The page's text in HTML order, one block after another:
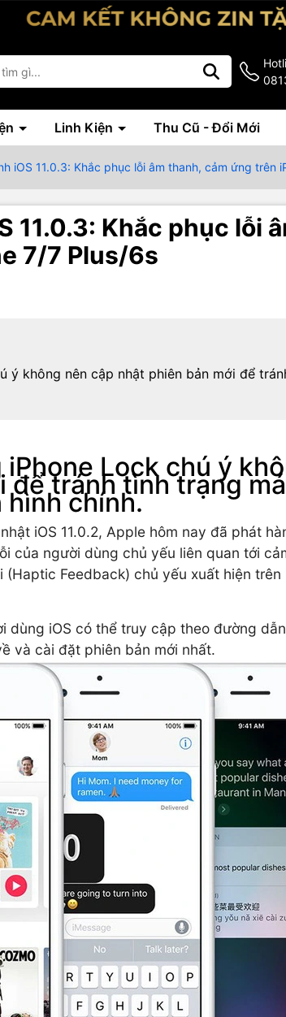
Linh Kiện Thu Cũ - Đổi Mới
iOS 11.0.3: Khắc phục lỗi âm thanh, cảm ứng trên
11.0.3: Khắc phục lỗi
7/7 Plus/6s
ý không nên cập nhật phiên bản mới để
Lock chú ý
để tránh tình trạng
hình chính.
iOS 11.0.2, Apple hôm nay đã phát
của người dùng chủ yếu liên quan tới
(Haptic Feedback) chủ yếu xuất hiện trên
dùng iOS có thể truy cập theo đường dẫn
và cài đặt phiên bản mới nhất.